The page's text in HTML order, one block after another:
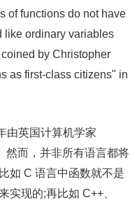
of functions do not have
like ordinary variables
by Christopher
as first-class citizens" in
由英国计算机学家
然而，并非所有语言都将
如 C 语言中函数就不是
实现的;再比如 C++、